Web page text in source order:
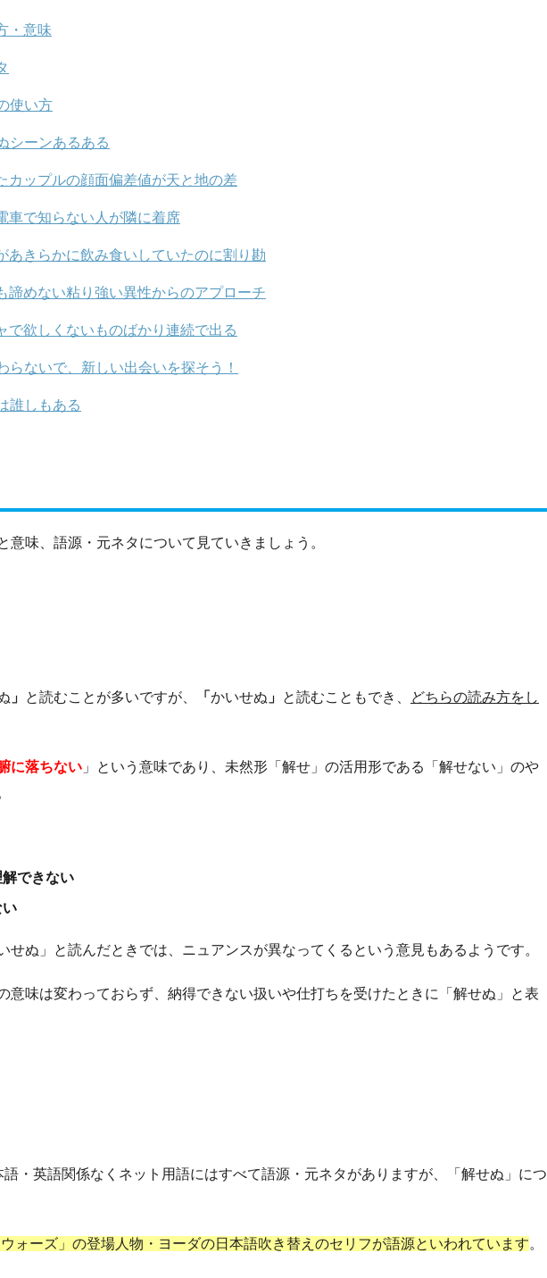
・意味
使い方
シーンあるある
カップルの顔面偏差値が天と地の差
車で知らない人が隣に着席
あきらかに飲み食いしていたのに割り勘
諦めない粘り強い異性からのアプローチ
で欲しくないものばかり連続で出る
らないで、新しい出会いを探そう！
誰しもある
意味、語源・元ネタについて見ていきましょう。
」 と読むことが多いですが、 「 かいせぬ 」 と読むこともでき、
どちらの読み方をし
に落ちない 」という意味であり、未然形「解せ」の活用形である「解せない」のや
できない
い
せぬ」と読んだときでは、ニュアンスが異なってくるという意見もあるようです。
意味は変わっておらず、納得できない扱いや仕打ちを受けたときに「解せぬ」と表
語・英語関係なくネット用語にはすべて語源・元ネタがありますが、「解せぬ」につ
ォーズ」の登場人物・ヨーダの日本語吹き替えのセリフが語源といわれています。